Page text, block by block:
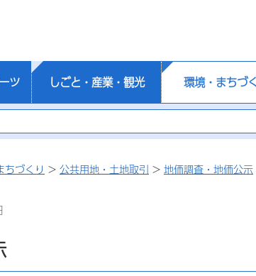
ツ しごと・産業・観光 環境・まちづ
ちづくり > 公共用地・土地取引 > 地価調査・地価公示